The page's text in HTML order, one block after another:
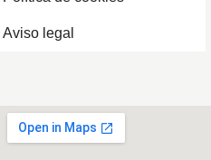
Aviso legal